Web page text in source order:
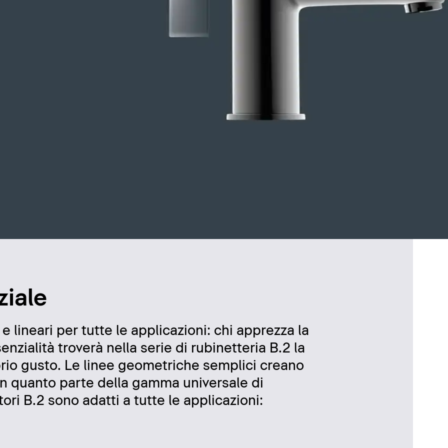
lineari per tutte le applicazioni: chi apprezza la
troverà nella serie di rubinetteria B.2 la
gusto. Le linee geometriche semplici creano
quanto parte della gamma universale di
B.2 sono adatti a tutte le applicazioni: